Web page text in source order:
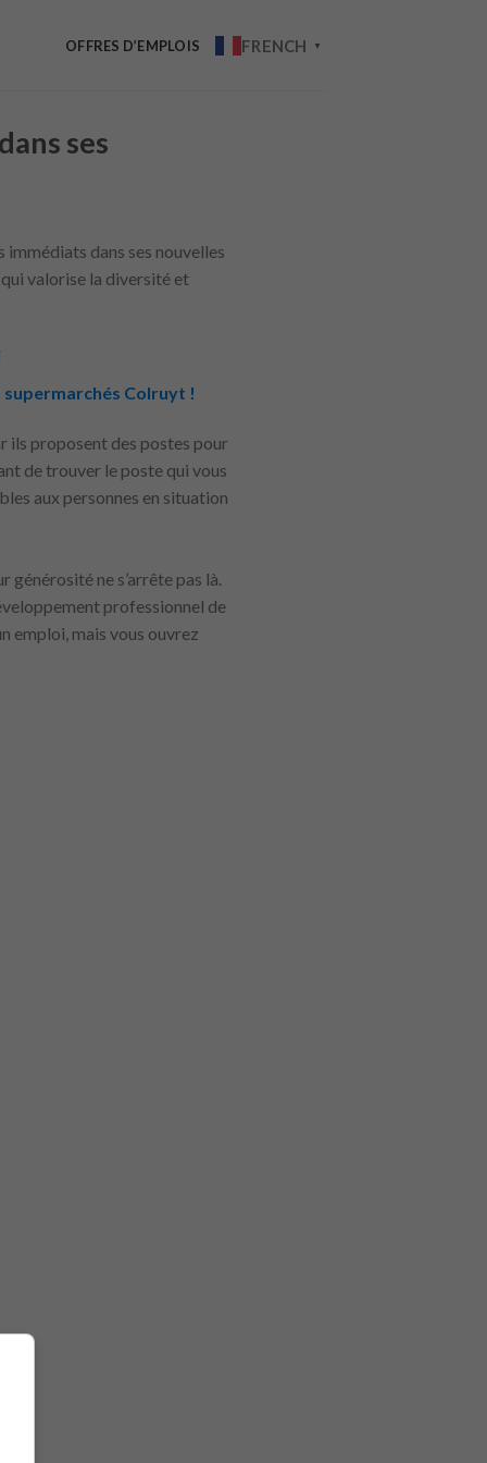
OFFRES D’EMPLOIS FRENCH ▼
ses
dans ses nouvelles
qui valorise la diversité et
Colruyt !
ils proposent des postes pour
de trouver le poste qui vous
aux personnes en situation
ne s’arrête pas là.
professionnel de
emploi, mais vous ouvrez